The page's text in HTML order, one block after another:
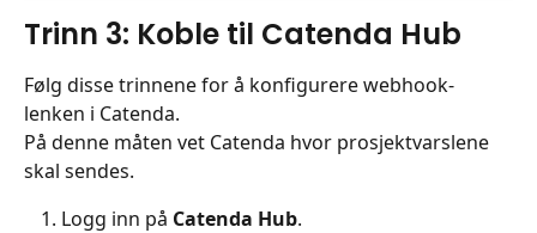
Trinn 3: Koble til Catenda Hub
Følg disse trinnene for å konfigurere webhook-
lenken i Catenda.
På denne måten vet Catenda hvor prosjektvarslene
skal sendes.
Logg inn på Catenda Hub.